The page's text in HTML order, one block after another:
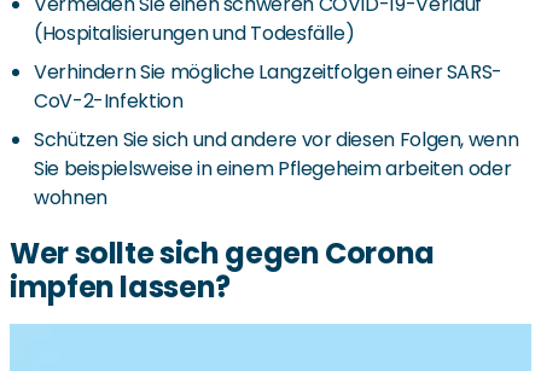
(Hospitalisierungen und Todesfälle)
Verhindern Sie mögliche Langzeitfolgen einer SARS-
CoV-2-Infektion
Schützen Sie sich und andere vor diesen Folgen, wenn
Sie beispielsweise in einem Pflegeheim arbeiten oder
wohnen
Wer sollte sich gegen Corona
impfen lassen?